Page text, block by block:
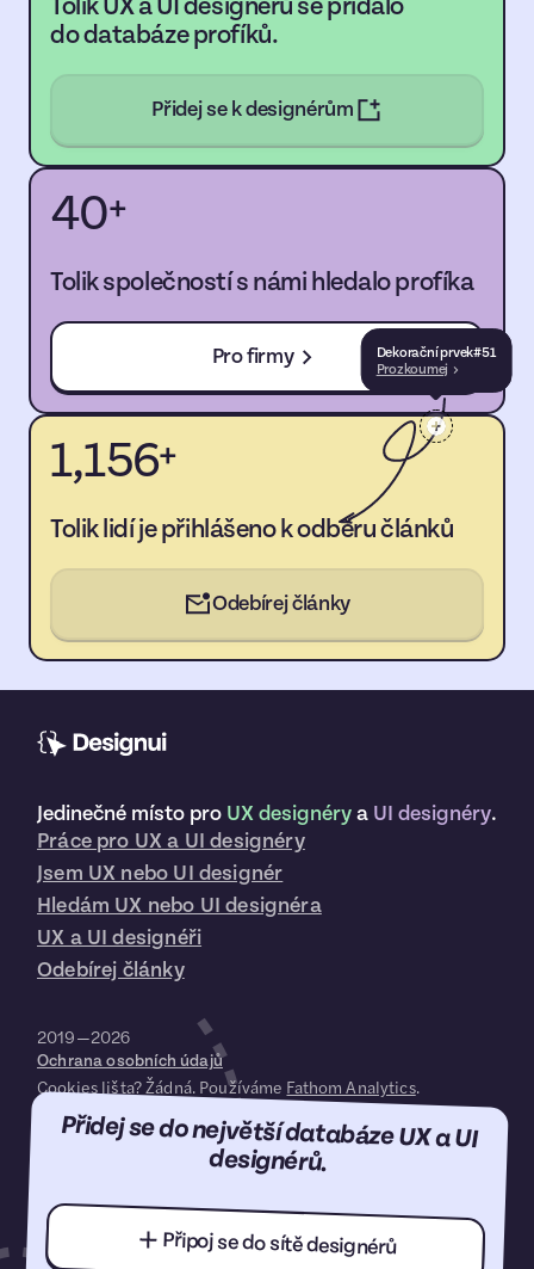
Tolik UX a UI designérů se přidalo
do databáze profíků.
Přidej se k designérům
40+
Tolik společností s námi hledalo profíka
Pro firmy
1,156+
Tolik lidí je přihlášeno k odběru článků
Odebírej články
Dekorační prvek#51
Prozkoumej
Jedinečné místo pro UX designérya UI designéry.
Práce pro UX a UI designéry
Jsem UX nebo UI designér
Hledám UX nebo UI designéra
UX a UI designéři
Odebírej články
2019—2026
Ochrana osobních údajů
Cookies lišta? Žádná. Používáme Fathom Analytics.
Přidej se do největší databáze UX a UI
designérů.
Připoj se do sítě designérů